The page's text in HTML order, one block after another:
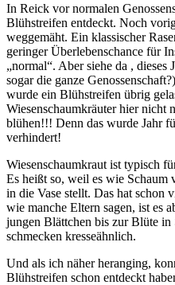
In Reick vor normalen
Blühstreifen entdeckt. Noch
weggemäht. Ein klassischer
geringer Überlebenschance für
„normal“. Aber siehe da , dieses
sogar die ganze
wurde ein Blühstreifen übrig
Wiesenschaumkräuter hier nicht
blühen!!! Denn das wurde Jahr
verhindert!
Wiesenschaumkraut ist typisch
Es heißt so, weil es wie Schaum
in die Vase stellt. Das hat schon
wie manche Eltern sagen, ist es
jungen Blättchen bis zur Blüte in
schmecken kresseähnlich.
Und als ich näher heranging,
Blühstreifen schon entdeckt